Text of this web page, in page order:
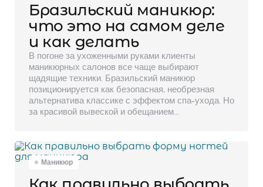
Бразильский маникюр:
что это на самом деле
и как делать
В погоне за ухоженными руками клиенты
маникюрных салонов все чаще выбирают
щадящие техники. Бразильский маникюр
позиционируется как безопасная, необрезная
альтернатива классике с эффектом спа-ухода. Но
за красивой вывеской и обещанием…
Маникюр